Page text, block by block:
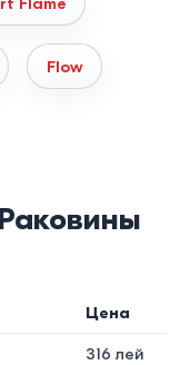
на кухне и
Flow
Цена
316 лей